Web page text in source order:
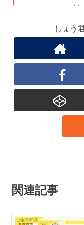
しょう
関連記事
お金の知識